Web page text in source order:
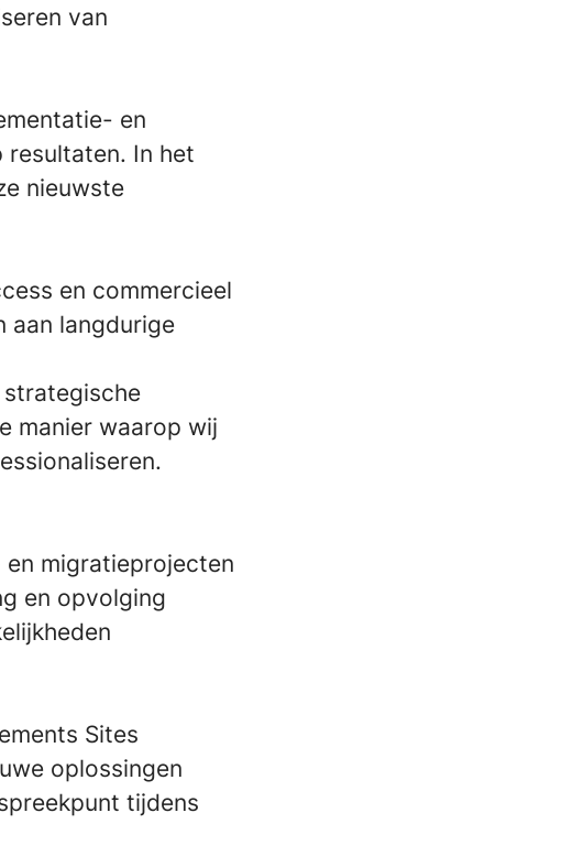
van
en
In het
nieuwste
en commercieel
aan langdurige
manier waarop wij
migratieprojecten
en opvolging
Sites
oplossingen
tijdens